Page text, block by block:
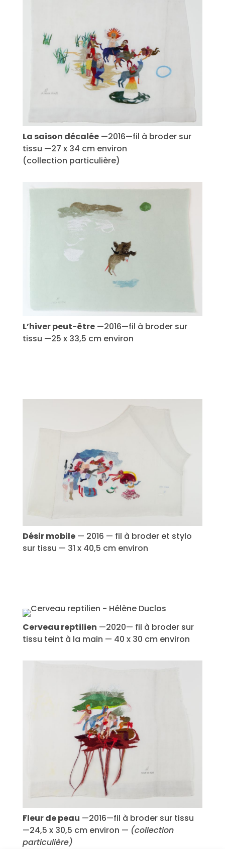
La saison décalée—2016—fil à broder sur
tissu —27 x 34 cm environ
(collection particulière)
L’hiver peut-être—2016—fil à broder sur
tissu —25 x 33,5 cm environ
Désir mobile— 2016 — fil à broder et stylo
sur tissu — 31 x 40,5 cm environ
Cerveau reptilien —2020— fil à broder sur
tissu teint à la main — 40 x 30 cm environ
Fleur de peau —2016—fil à broder sur tissu
—24,5 x 30,5 cm environ — (collection
particulière)